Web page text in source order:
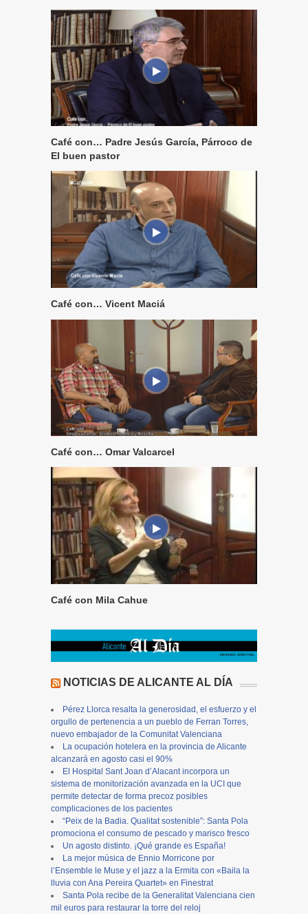
Café con… Padre Jesús García, Párroco de
El buen pastor
Café con… Vicent Maciá
Café con… Omar Valcarcel
Café con Mila Cahue
NOTICIAS DE ALICANTE AL DÍA
Pérez Llorca resalta la generosidad, el esfuerzo y el
orgullo de pertenencia a un pueblo de Ferran Torres,
nuevo embajador de la Comunitat Valenciana
La ocupación hotelera en la provincia de Alicante
alcanzará en agosto casi el 90%
El Hospital Sant Joan d’Alacant incorpora un
sistema de monitorización avanzada en la UCI que
permite detectar de forma precoz posibles
complicaciones de los pacientes
“Peix de la Badia. Qualitat sostenible”: Santa Pola
promociona el consumo de pescado y marisco fresco
Un agosto distinto. ¡Qué grande es España!
La mejor música de Ennio Morricone por
l’Ensemble le Muse y el jazz a la Ermita con «Baila la
lluvia con Ana Pereira Quartet» en Finestrat
Santa Pola recibe de la Generalitat Valenciana cien
mil euros para restaurar la torre del reloj